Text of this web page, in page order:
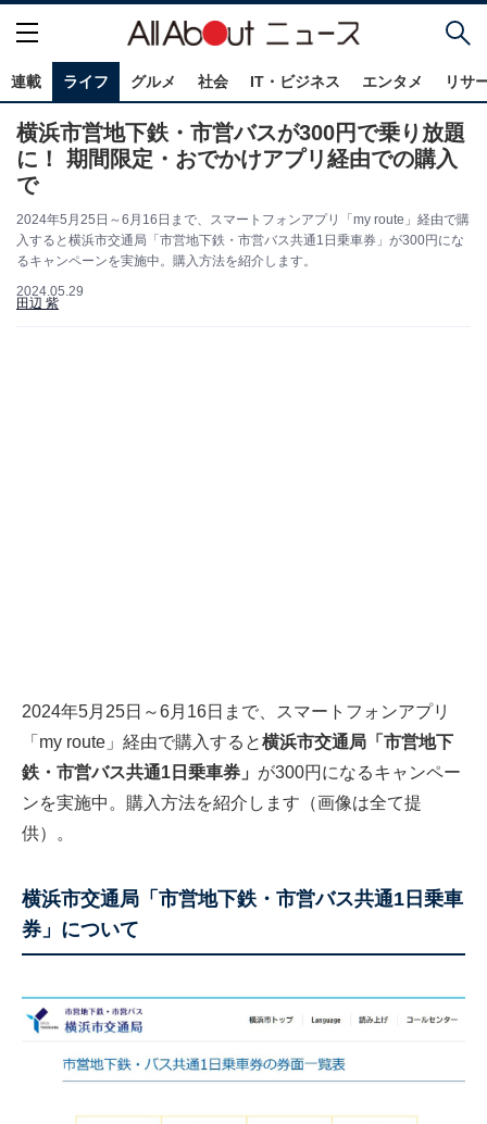
連載 ライフ グルメ 社会 IT・ビジネス エンタメ リサ
横浜市営地下鉄・市営バスが300円で乗り放題
に！ 期間限定・おでかけアプリ経由での購入
で
2024年5月25日～6月16日まで、スマートフォンアプリ「my route」経由で購
入すると横浜市交通局「市営地下鉄・市営バス共通1日乗車券」が300円にな
るキャンペーンを実施中。購入方法を紹介します。
2024.05.29
田辺 紫
2024年5月25日～6月16日まで、スマートフォンアプリ
「 my route 」経由で購入すると横浜市交通局「市営地下
鉄・市営バス共通1日乗車券」 が300円になるキャンペー
ンを実施中。購入方法を紹介します（画像は全て提
供）。
横浜市交通局「市営地下鉄・市営バス共通1日乗車
券」について